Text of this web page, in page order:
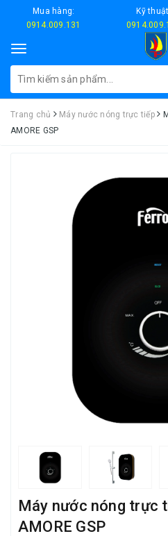
Mua hàng:
0914.009.131
Kỹ
Toggle
navigation
Trang chủ Máy nước nóng trực tiếp
AMORE GSP
Máy nước nóng trực
AMORE GSP